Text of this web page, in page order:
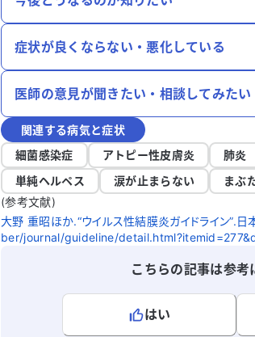
症状が良くならない・悪化している
医師の意見が聞きたい・相談してみたい
関連する病気と症状
細菌感染症
アトピー性皮膚炎 肺炎
単純ヘルペス
涙が止まらない まぶ
(参考文献)
大野 重昭ほか.“ウイルス性結膜炎ガイドライン
ber/journal/guideline/
こちらの記事は参考
はい